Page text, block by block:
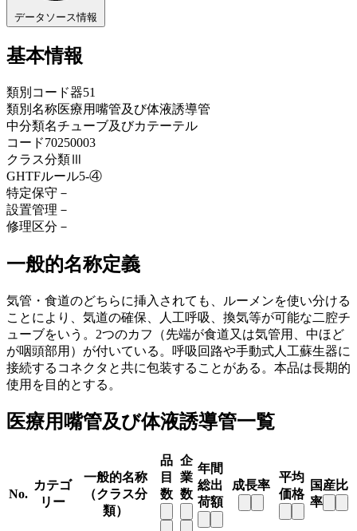
データソース情報
基本情報
類別コード器51
類別名称医療用嘴管及び体液誘導管
中分類名チューブ及びカテーテル
コード70250003
クラス分類Ⅲ
GHTFルール5-④
特定保守 －
設置管理 －
修理区分 －
一般的名称定義
気管・食道のどちらに挿入されても、ルーメンを使い分ける
ことにより、気道の確保、人工呼吸、換気等が可能な二腔チ
ューブをいう。2つのカフ（先端が食道又は気管用、中ほど
が咽頭部用）が付いている。呼吸回路や手動式人工蘇生器に
接続するコネクタと共に包装することがある。本品は長期的
使用を目的とする。
医療用嘴管及び体液誘導管一覧
No.
カテゴ
リー
一般的名称
（クラス分
類）
品
目
数
企
業
数
年間
総出
荷額
成長率
平均
価格
国産比
率